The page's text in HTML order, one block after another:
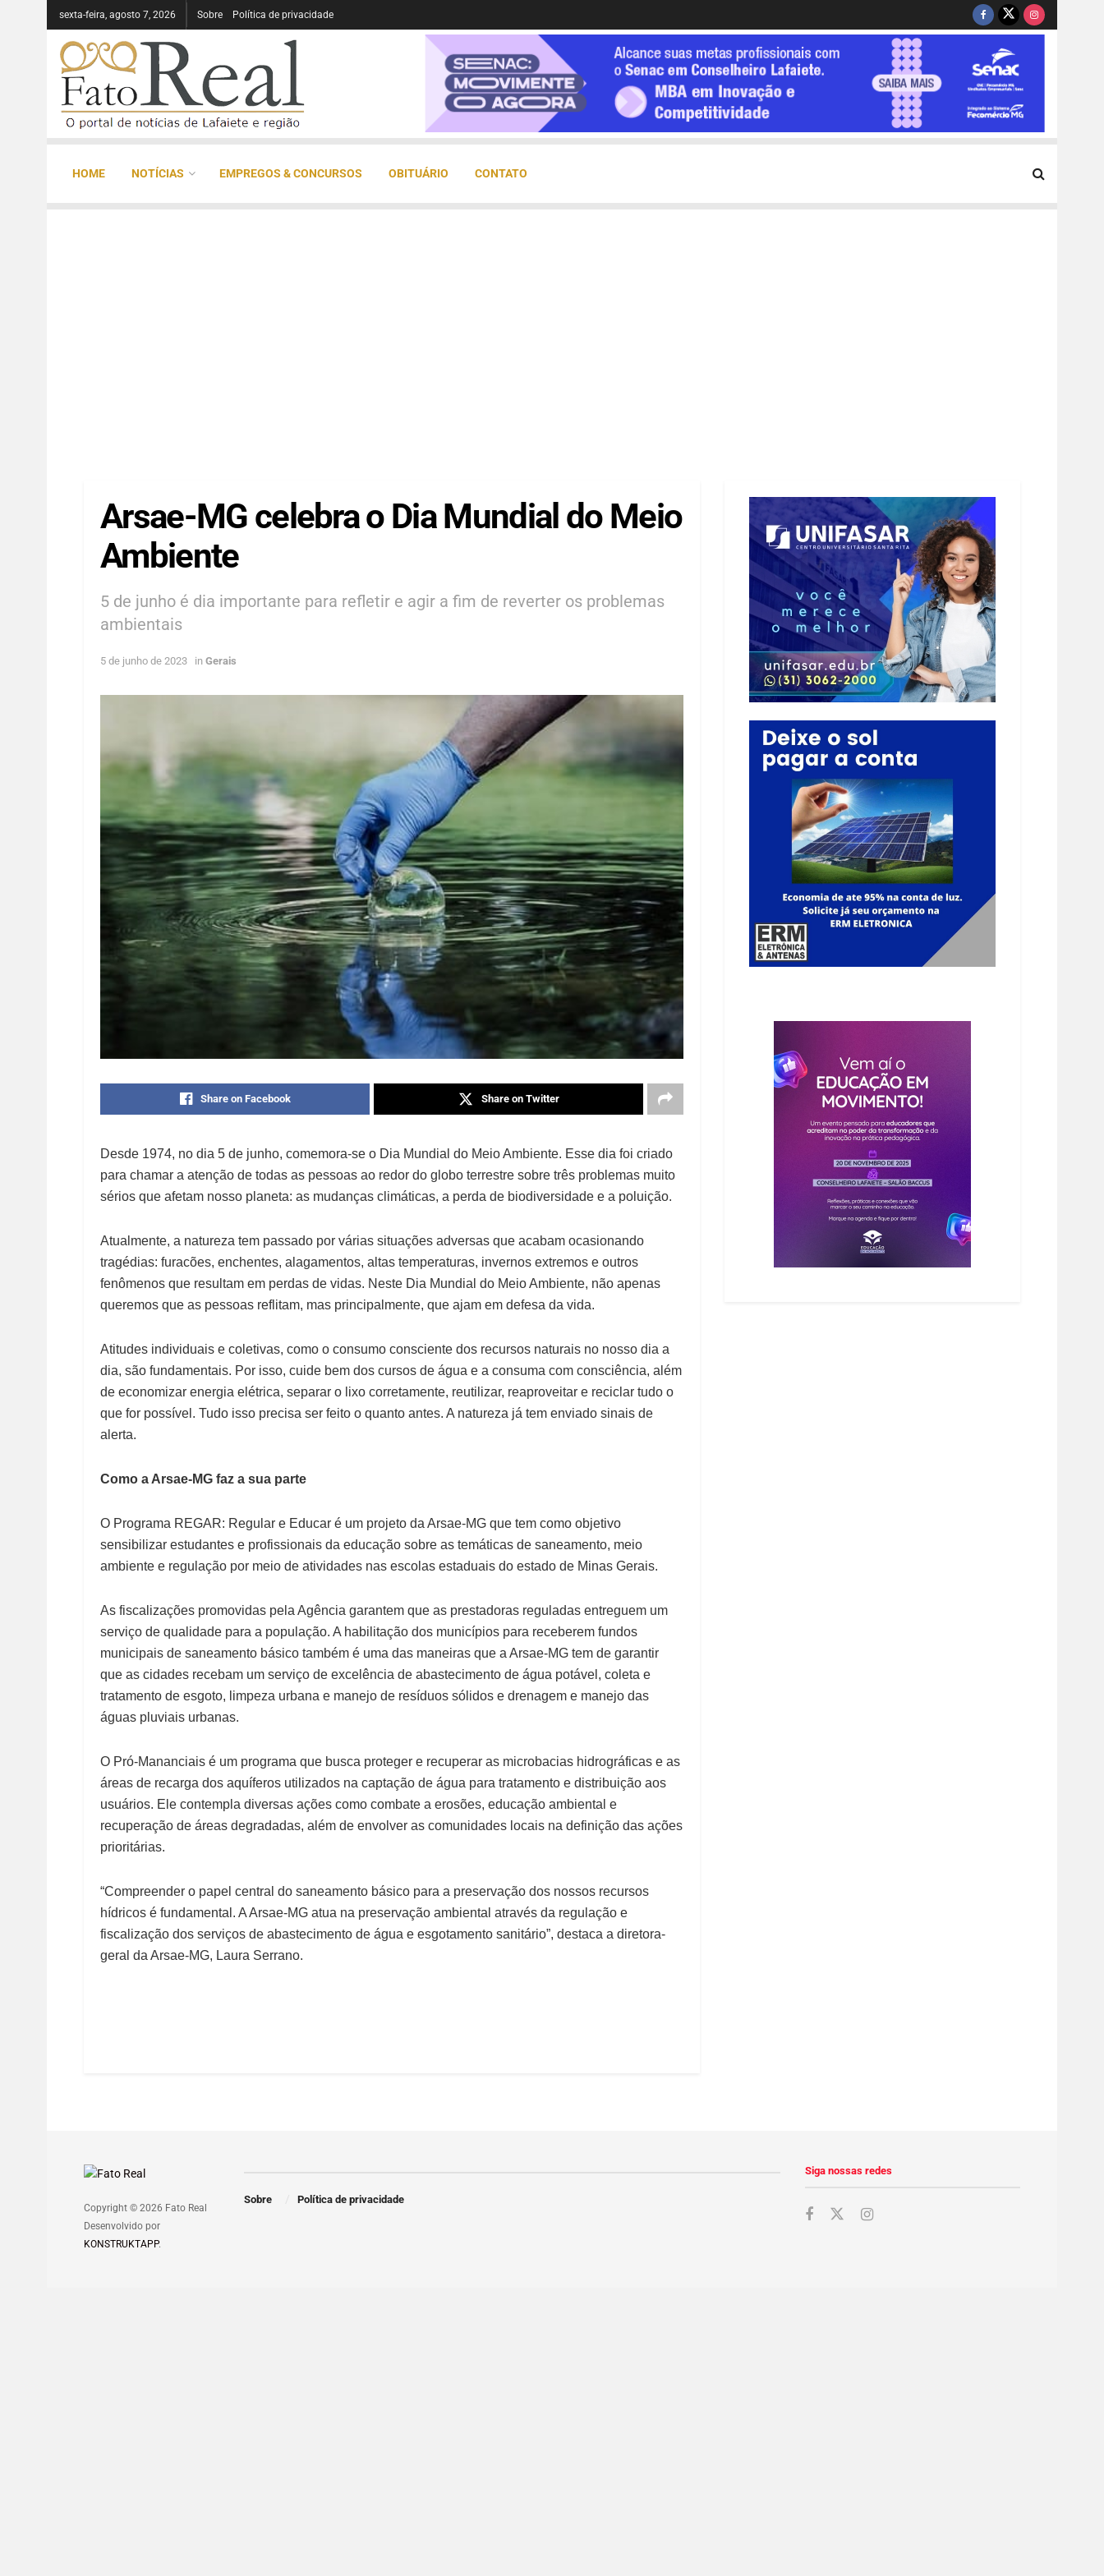
sexta-feira, agosto 7, 2026 Sobre Política de privacidade
HOME NOTÍCIAS EMPREGOS & CONCURSOS OBITUÁRIO CONTATO
Arsae-MG celebra o Dia Mundial do Meio
Ambiente
5 de junho é dia importante para refletir e agir a fim de reverter os problemas
ambientais
5 de junho de 2023 in Gerais
Share on Facebook Share on Twitter
Desde 1974, no dia 5 de junho, comemora-se o Dia Mundial do Meio Ambiente. Esse dia foi criado
para chamar a atenção de todas as pessoas ao redor do globo terrestre sobre três problemas muito
sérios que afetam nosso planeta: as mudanças climáticas, a perda de biodiversidade e a poluição.
Atualmente, a natureza tem passado por várias situações adversas que acabam ocasionando
tragédias: furacões, enchentes, alagamentos, altas temperaturas, invernos extremos e outros
fenômenos que resultam em perdas de vidas. Neste Dia Mundial do Meio Ambiente, não apenas
queremos que as pessoas reflitam, mas principalmente, que ajam em defesa da vida.
Atitudes individuais e coletivas, como o consumo consciente dos recursos naturais no nosso dia a
dia, são fundamentais. Por isso, cuide bem dos cursos de água e a consuma com consciência, além
de economizar energia elétrica, separar o lixo corretamente, reutilizar, reaproveitar e reciclar tudo o
que for possível. Tudo isso precisa ser feito o quanto antes. A natureza já tem enviado sinais de
alerta.
Como a Arsae-MG faz a sua parte
O Programa REGAR: Regular e Educar é um projeto da Arsae-MG que tem como objetivo
sensibilizar estudantes e profissionais da educação sobre as temáticas de saneamento, meio
ambiente e regulação por meio de atividades nas escolas estaduais do estado de Minas Gerais.
As fiscalizações promovidas pela Agência garantem que as prestadoras reguladas entreguem um
serviço de qualidade para a população. A habilitação dos municípios para receberem fundos
municipais de saneamento básico também é uma das maneiras que a Arsae-MG tem de garantir
que as cidades recebam um serviço de excelência de abastecimento de água potável, coleta e
tratamento de esgoto, limpeza urbana e manejo de resíduos sólidos e drenagem e manejo das
águas pluviais urbanas.
O Pró-Mananciais é um programa que busca proteger e recuperar as microbacias hidrográficas e as
áreas de recarga dos aquíferos utilizados na captação de água para tratamento e distribuição aos
usuários. Ele contempla diversas ações como combate a erosões, educação ambiental e
recuperação de áreas degradadas, além de envolver as comunidades locais na definição das ações
prioritárias.
“Compreender o papel central do saneamento básico para a preservação dos nossos recursos
hídricos é fundamental. A Arsae-MG atua na preservação ambiental através da regulação e
fiscalização dos serviços de abastecimento de água e esgotamento sanitário”, destaca a diretora-
geral da Arsae-MG, Laura Serrano.
Copyright © 2026 Fato Real
Desenvolvido por
KONSTRUKTAPP.
Sobre Política de privacidade
Siga nossas redes